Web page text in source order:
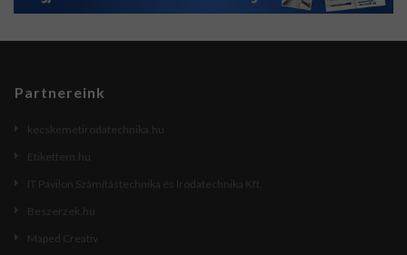
Partnereink
kecskemetirodatechnika.hu
Etikettem.hu
IT Pavilon Számítástechnika és Irodatechnika Kft.
Beszerzek.hu
Maped Creativ